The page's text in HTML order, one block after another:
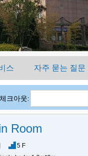
스 자주 묻는 질문
체크아웃:
Room
5 F